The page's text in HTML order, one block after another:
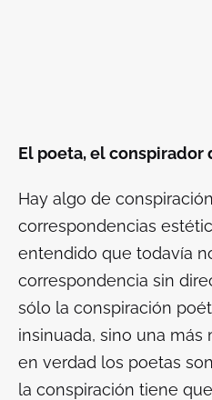
El poeta, el conspirador
Hay algo de
correspondencias
entendido que todavía
correspondencia sin
sólo la conspiración
insinuada, sino una más
en verdad los poetas
la conspiración tiene